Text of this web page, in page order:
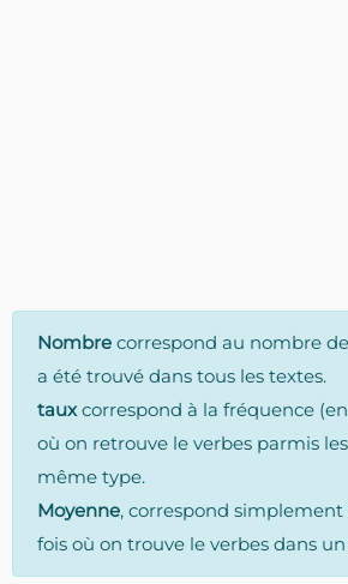
Nombre correspond au nombre
a été trouvé dans tous les textes.
tauxcorrespond à la fréquence
où on retrouve le verbes parmis
même type.
Moyenne, correspond
fois où on trouve le verbes dans